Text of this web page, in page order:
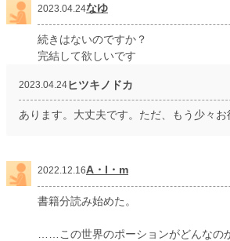
2023.04.24なゆ
続きはないのですか？
完結して欲しいです
2023.04.24ヒツキノドカ
あります。大丈夫です。ただ、もう少々
2022.12.16A・l・m
書籍分読み始めた。
……この世界のポーションがどんなの